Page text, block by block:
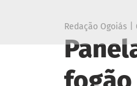
Redação Ogoiás |